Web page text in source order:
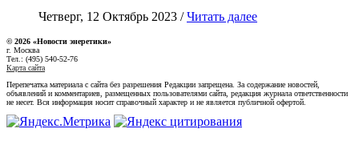
Четверг, 12 Октябрь 2023 /Читать далее
© 2026 «Новости энеретики»
г. Москва
Тел.: (495) 540-52-76
Карта сайта
Перепечатка материала с сайта без разрешения Редакции запрещена. За содержание новостей,
объявлений и комментариев, размещенных пользователями сайта, редакция журнала ответственности
не несет. Вся информация носит справочный характер и не является публичной офертой.